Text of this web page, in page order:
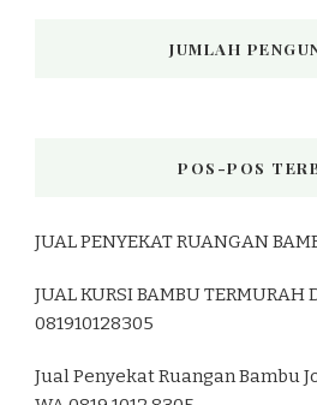
JUMLAH
POS-POS
JUAL PENYEKAT RUANGAN
JUAL KURSI BAMBU TERMURAH
081910128305
Jual Penyekat Ruangan Bambu